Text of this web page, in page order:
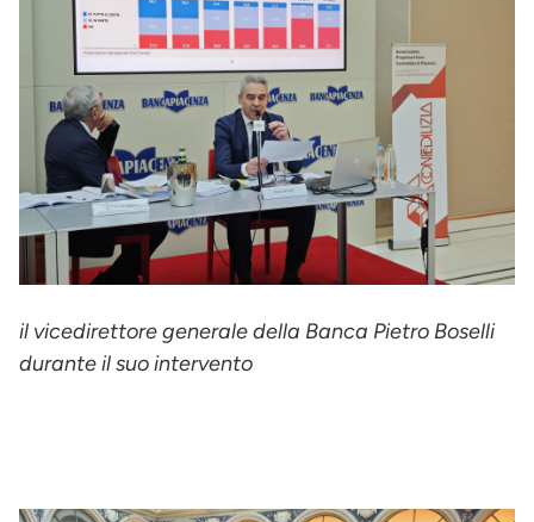
il vicedirettore generale della Banca Pietro Boselli
durante il suo intervento